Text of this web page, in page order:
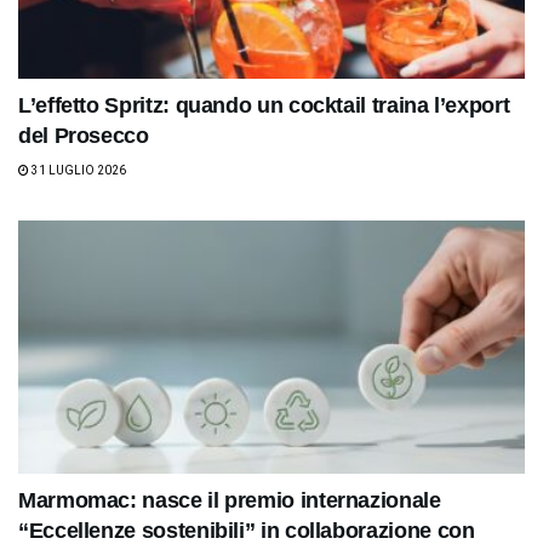
L’effetto Spritz: quando un cocktail traina l’export
del Prosecco
31 LUGLIO 2026
Marmomac: nasce il premio internazionale
“Eccellenze sostenibili” in collaborazione con